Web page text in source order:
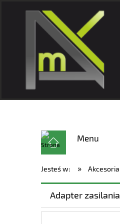
Menu
Jesteś w: » Akcesoria
Adapter zasilania